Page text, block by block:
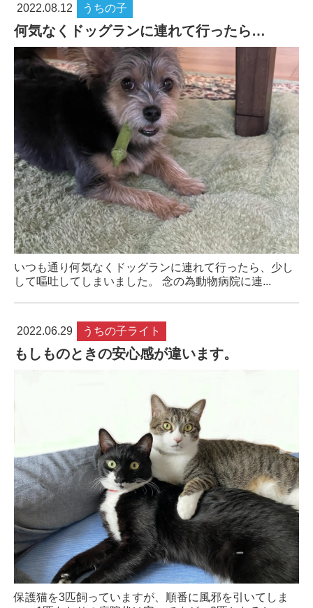
2022.08.12 うちの子
何気なくドッグランに連れて行ったら…
いつも通り何気なくドッグランに連れて行ったら、少し
して嘔吐してしまいました。 念の為動物病院に連...
2022.06.29 うちの子ライト
もしものときの安心感が違います。
保護猫を3匹飼っていますが、順番に風邪を引いてしま